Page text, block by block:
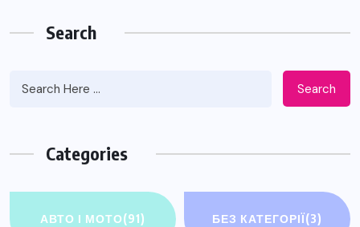
Search
Search
Categories
АВТО І МОТО(91) БЕЗ КАТЕГОРІЇ(3)